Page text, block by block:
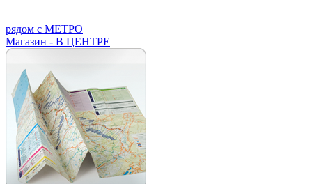
рядом с МЕТРО
Магазин - В ЦЕНТРЕ